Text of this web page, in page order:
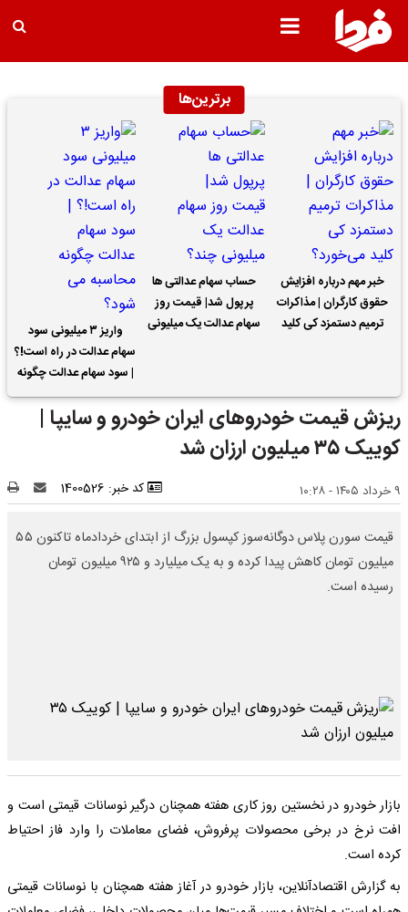
برترین‌ها
خبر مهم درباره افزایش
حقوق کارگران | مذاکرات
ترمیم دستمزد کی کلید
حساب سهام عدالتی ها
پرپول شد| قیمت روز
سهام عدالت یک میلیونی
واریز ۳ میلیونی سود
سهام عدالت در راه است!؟
| سود سهام عدالت چگونه
محاسبه می شود؟
ریزش قیمت خودروهای ایران خودرو و سایپا |
کوییک ۳۵ میلیون ارزان شد
۹ خرداد ۱۴۰۵ - ۱۰:۲۸ کد خبر: 1400526
قیمت سورن پلاس دوگانه‌سوز کپسول بزرگ از ابتدای خردادماه تاکنون ۵۵
میلیون تومان کاهش پیدا کرده و به یک میلیارد و ۹۲۵ میلیون تومان
رسیده است.
بازار خودرو در نخستین روز کاری هفته همچنان درگیر نوسانات قیمتی است و
افت نرخ در برخی محصولات پرفروش، فضای معاملات را وارد فاز احتیاط
کرده است.
به گزارش اقتصادآنلاین، بازار خودرو در آغاز هفته همچنان با نوسانات قیمتی